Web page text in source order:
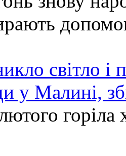
світло і
у Малині,
горіла